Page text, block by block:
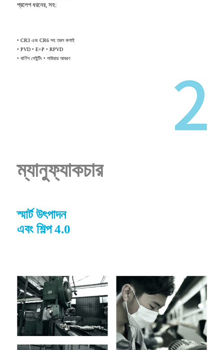
প্রলেপ ধরনের, সহ:
• CR3 এবং CR6 সহ তরল কলাই
• PVD • E+P • RPVD
• বার্ণিশ পেইন্টিং • পাউডার আবরণ
ম্যানুফ্যাকচার
স্মার্ট উৎপাদন
এবং শিল্প 4.0